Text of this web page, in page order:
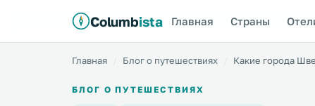
Columbista Главная Страны
Главная Блог о путешествиях Какие города
БЛОГ О ПУТЕШЕСТВИЯХ